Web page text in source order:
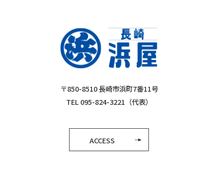
〒850-8510 長崎市浜町7番11号
TEL 095-824-3221（代表）
ACCESS